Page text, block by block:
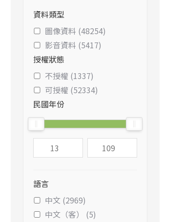
資料類型
圖像資料 (48254)
影音資料 (5417)
授權狀態
不授權 (1337)
可授權 (52334)
民國年份
語言
中文 (2969)
中文（客） (5)